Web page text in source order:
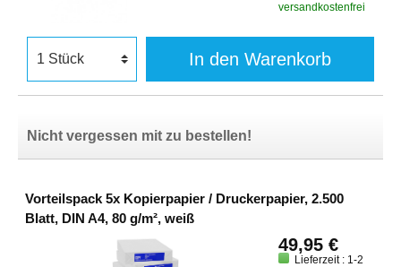
versandkostenfrei
In den Warenkorb
Nicht vergessen mit zu bestellen!
Vorteilspack 5x Kopierpapier / Druckerpapier, 2.500
Blatt, DIN A4, 80 g/m², weiß
49,95 €
Lieferzeit : 1-2